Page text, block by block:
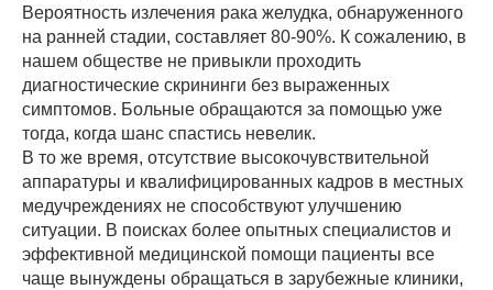
Вероятность излечения рака желудка, обнаруженного
на ранней стадии, составляет 80-90%. К сожалению, в
нашем обществе не привыкли проходить
диагностические скрининги без выраженных
симптомов. Больные обращаются за помощью уже
тогда, когда шанс спастись невелик.
В то же время, отсутствие высокочувствительной
аппаратуры и квалифицированных кадров в местных
медучреждениях не способствуют улучшению
ситуации. В поисках более опытных специалистов и
эффективной медицинской помощи пациенты все
чаще вынуждены обращаться в зарубежные клиники,